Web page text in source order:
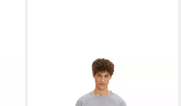
TOM TAILOR5-Pocket-Jeans
MARVIN mit kleinem Logo-